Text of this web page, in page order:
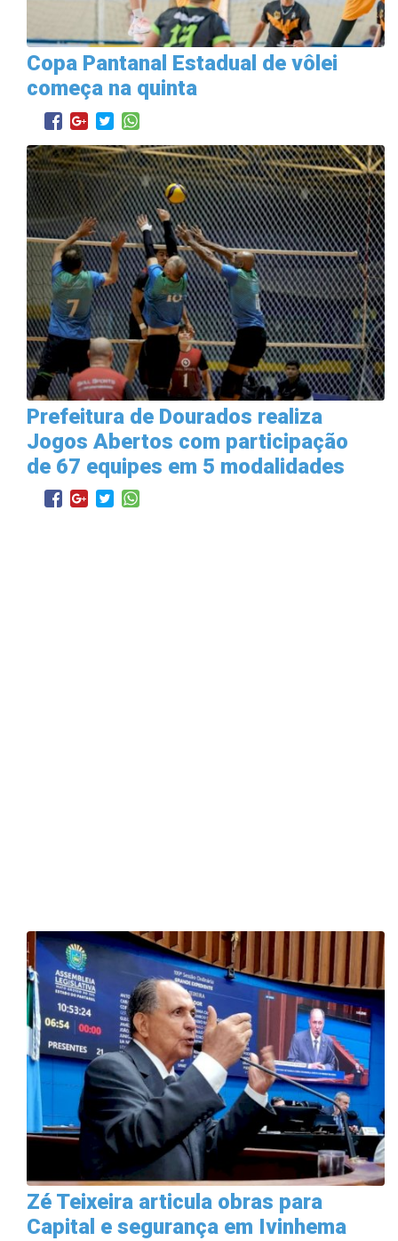
Copa Pantanal Estadual de vôlei
começa na quinta
Prefeitura de Dourados realiza
Jogos Abertos com participação
de 67 equipes em 5 modalidades
Zé Teixeira articula obras para
Capital e segurança em Ivinhema